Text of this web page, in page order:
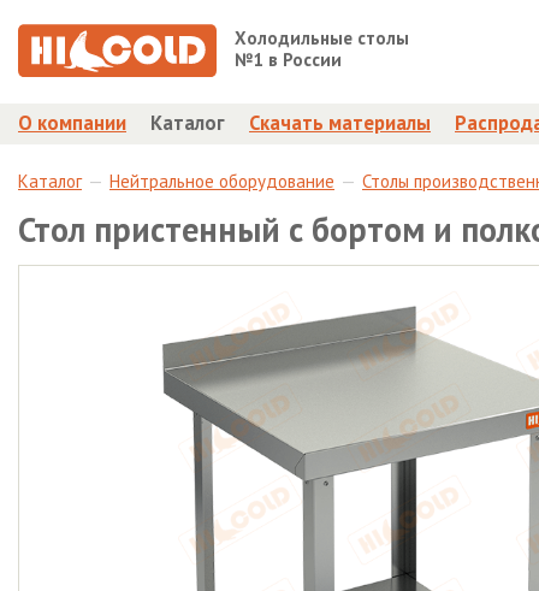
Холодильные столы
№1 в России
О компании Каталог Скачать материалы
Каталог Нейтральное оборудование Столы
Стол пристенный с бортом и